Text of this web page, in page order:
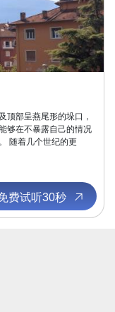
顶部呈燕尾形的垛口，
够在不暴露自己的情况
随着几个世纪的更
费试听30秒